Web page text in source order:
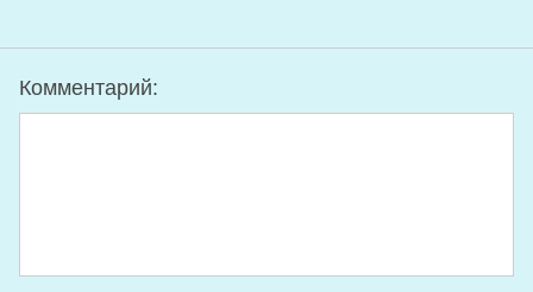
Комментарий: